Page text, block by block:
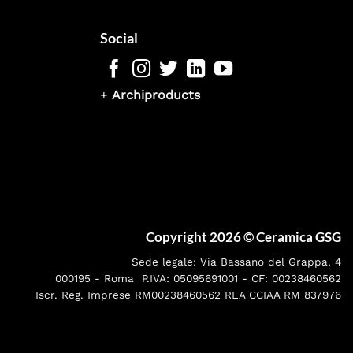
Social
+ Archiproducts
Copyright 2026 ©Ceramica GSG
Sede legale: Via Bassano del Grappa, 4
000195 - Roma P.IVA: 05095691001 - CF: 00238460562
Iscr. Reg. Imprese RM00238460562 REA CCIAA RM 837976